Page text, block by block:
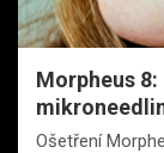
Morpheus
Ošetření